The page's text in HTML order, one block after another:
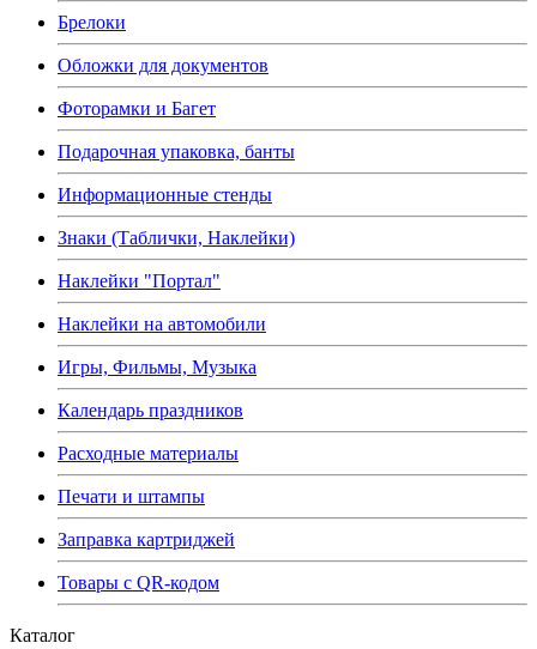
Брелоки
Обложки для документов
Фоторамки и Багет
Подарочная упаковка, банты
Информационные стенды
Знаки (Таблички, Наклейки)
Наклейки "Портал"
Наклейки на автомобили
Игры, Фильмы, Музыка
Календарь праздников
Расходные материалы
Печати и штампы
Заправка картриджей
Товары с QR-кодом
Каталог